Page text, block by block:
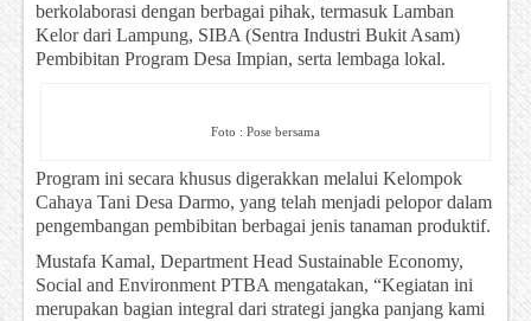
berkolaborasi dengan berbagai pihak, termasuk Lamban
Kelor dari Lampung, SIBA (Sentra Industri Bukit Asam)
Pembibitan Program Desa Impian, serta lembaga lokal.
Foto : Pose bersama
Program ini secara khusus digerakkan melalui Kelompok
Cahaya Tani Desa Darmo, yang telah menjadi pelopor dalam
pengembangan pembibitan berbagai jenis tanaman produktif.
Mustafa Kamal, Department Head Sustainable Economy,
Social and Environment PTBA mengatakan, “Kegiatan ini
merupakan bagian integral dari strategi jangka panjang kami